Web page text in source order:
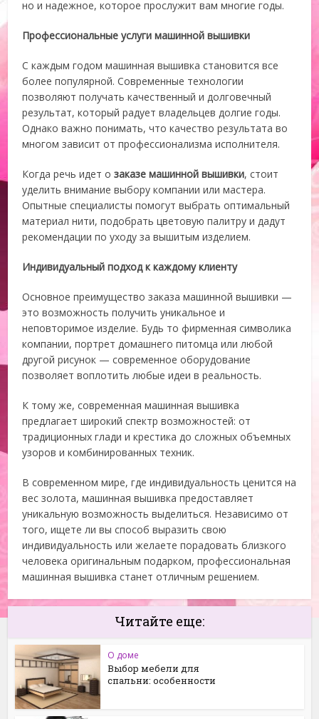
но и надежное, которое прослужит вам многие годы.
Профессиональные услуги машинной вышивки
С каждым годом машинная вышивка становится все
более популярной. Современные технологии
позволяют получать качественный и долговечный
результат, который радует владельцев долгие годы.
Однако важно понимать, что качество результата во
многом зависит от профессионализма исполнителя.
Когда речь идет озаказе машинной вышивки, стоит
уделить внимание выбору компании или мастера.
Опытные специалисты помогут выбрать оптимальный
материал нити, подобрать цветовую палитру и дадут
рекомендации по уходу за вышитым изделием.
Индивидуальный подход к каждому клиенту
Основное преимущество заказа машинной вышивки —
это возможность получить уникальное и
неповторимое изделие. Будь то фирменная символика
компании, портрет домашнего питомца или любой
другой рисунок — современное оборудование
позволяет воплотить любые идеи в реальность.
К тому же, современная машинная вышивка
предлагает широкий спектр возможностей: от
традиционных глади и крестика до сложных объемных
узоров и комбинированных техник.
В современном мире, где индивидуальность ценится на
вес золота, машинная вышивка предоставляет
уникальную возможность выделиться. Независимо от
того, ищете ли вы способ выразить свою
индивидуальность или желаете порадовать близкого
человека оригинальным подарком, профессиональная
машинная вышивка станет отличным решением.
Читайте еще:
О доме
Выбор мебели для
спальни: особенности